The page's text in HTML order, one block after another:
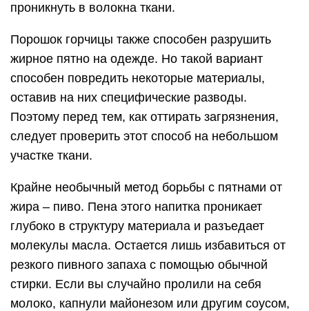
проникнуть в волокна ткани.
Порошок горчицы также способен разрушить
жирное пятно на одежде. Но такой вариант
способен повредить некоторые материалы,
оставив на них специфические разводы.
Поэтому перед тем, как оттирать загрязнения,
следует проверить этот способ на небольшом
участке ткани.
Крайне необычный метод борьбы с пятнами от
жира – пиво. Пена этого напитка проникает
глубоко в структуру материала и разъедает
молекулы масла. Остается лишь избавиться от
резкого пивного запаха с помощью обычной
стирки. Если вы случайно пролили на себя
молоко, капнули майонезом или другим соусом,